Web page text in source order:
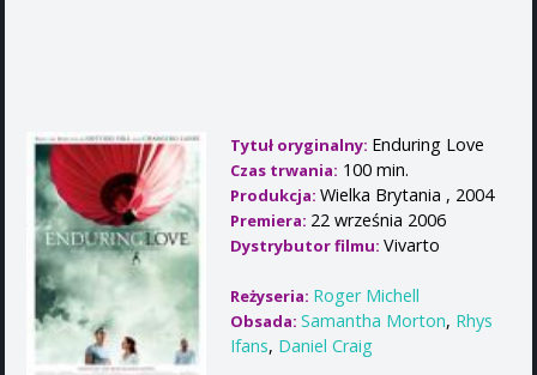
Tytuł oryginalny: Enduring Love
Czas trwania: 100 min.
Produkcja: Wielka Brytania , 2004
Premiera: 22 września 2006
Dystrybutor filmu: Vivarto
Reżyseria: Roger Michell
Obsada: Samantha Morton, Rhys
Ifans, Daniel Craig